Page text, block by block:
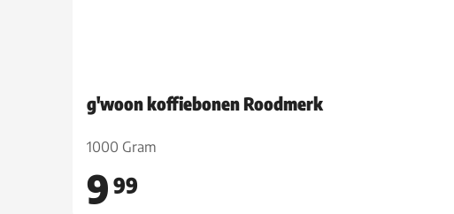
g'woon koffiebonen Roodmerk
1000 Gram
9 99